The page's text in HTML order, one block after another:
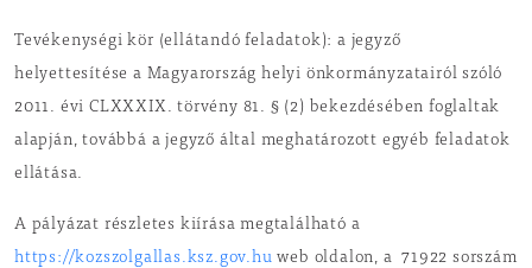
Tevékenységi kör (ellátandó feladatok): a jegyző
helyettesítése a Magyarország helyi önkormányzatairól szóló
2011. évi CLXXXIX. törvény 81. § (2) bekezdésében foglaltak
alapján, továbbá a jegyző által meghatározott egyéb feladatok
ellátása.
A pályázat részletes kiírása megtalálható a
https://kozszolgallas.ksz.gov.hu web oldalon, a 71922 sorszám